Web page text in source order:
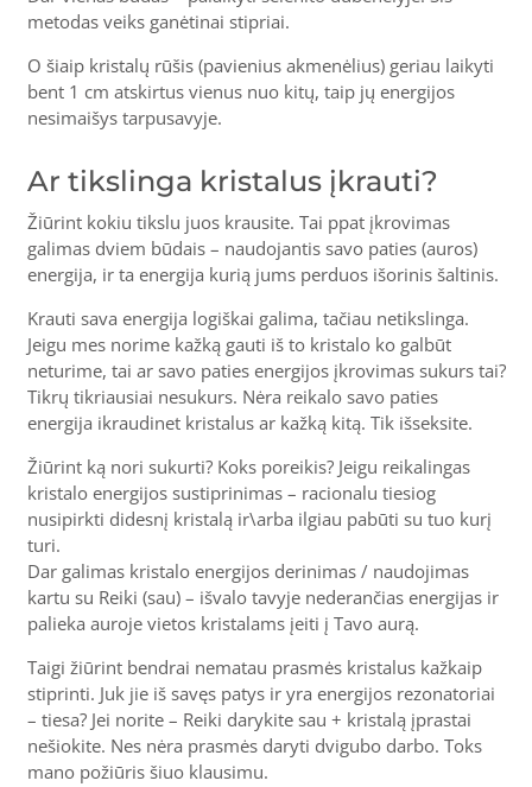
metodas veiks ganėtinai stipriai.
O šiaip kristalų rūšis (pavienius akmenėlius) geriau laikyti
bent 1 cm atskirtus vienus nuo kitų, taip jų energijos
nesimaišys tarpusavyje.
Ar tikslinga kristalus įkrauti?
Žiūrint kokiu tikslu juos krausite. Tai ppat įkrovimas
galimas dviem būdais – naudojantis savo paties (auros)
energija, ir ta energija kurią jums perduos išorinis šaltinis.
Krauti sava energija logiškai galima, tačiau netikslinga.
Jeigu mes norime kažką gauti iš to kristalo ko galbūt
neturime, tai ar savo paties energijos įkrovimas sukurs tai?
Tikrų tikriausiai nesukurs. Nėra reikalo savo paties
energija ikraudinet kristalus ar kažką kitą. Tik išseksite.
Žiūrint ką nori sukurti? Koks poreikis? Jeigu reikalingas
kristalo energijos sustiprinimas – racionalu tiesiog
nusipirkti didesnį kristalą ir\arba ilgiau pabūti su tuo kurį
turi.
Dar galimas kristalo energijos derinimas / naudojimas
kartu su Reiki (sau) – išvalo tavyje nederančias energijas ir
palieka auroje vietos kristalams įeiti į Tavo aurą.
Taigi žiūrint bendrai nematau prasmės kristalus kažkaip
stiprinti. Juk jie iš savęs patys ir yra energijos rezonatoriai
– tiesa? Jei norite – Reiki darykite sau + kristalą įprastai
nešiokite. Nes nėra prasmės daryti dvigubo darbo. Toks
mano požiūris šiuo klausimu.